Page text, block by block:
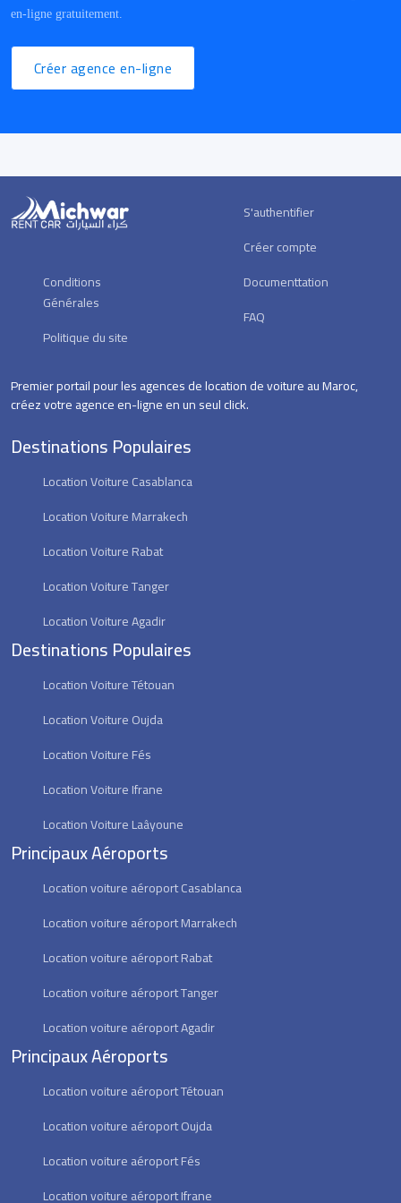
en-ligne gratuitement.
Créer agence en-ligne
S'authentifier
Créer compte
Conditions
Générales
Politique du site
Documenttation
FAQ
Premier portail pour les agences de location de voiture au Maroc,
créez votre agence en-ligne en un seul click.
Destinations Populaires
Location Voiture Casablanca
Location Voiture Marrakech
Location Voiture Rabat
Location Voiture Tanger
Location Voiture Agadir
Destinations Populaires
Location Voiture Tétouan
Location Voiture Oujda
Location Voiture Fés
Location Voiture Ifrane
Location Voiture Laâyoune
Principaux Aéroports
Location voiture aéroport Casablanca
Location voiture aéroport Marrakech
Location voiture aéroport Rabat
Location voiture aéroport Tanger
Location voiture aéroport Agadir
Principaux Aéroports
Location voiture aéroport Tétouan
Location voiture aéroport Oujda
Location voiture aéroport Fés
Location voiture aéroport Ifrane